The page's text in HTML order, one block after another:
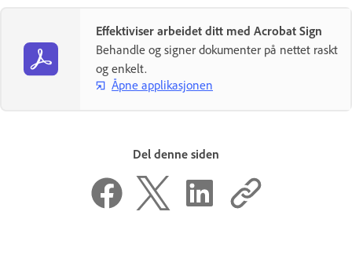
Effektiviser arbeidet ditt med Acrobat Sign
Behandle og signer dokumenter på nettet raskt
og enkelt.
Åpne applikasjonen
Del denne siden